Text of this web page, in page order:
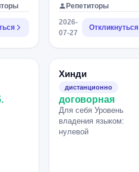
Репетиторы
2026-
07-27
Откликнуться
Хинди
дистанционно
договорная
Для себя Уровень
владения языком:
нулевой